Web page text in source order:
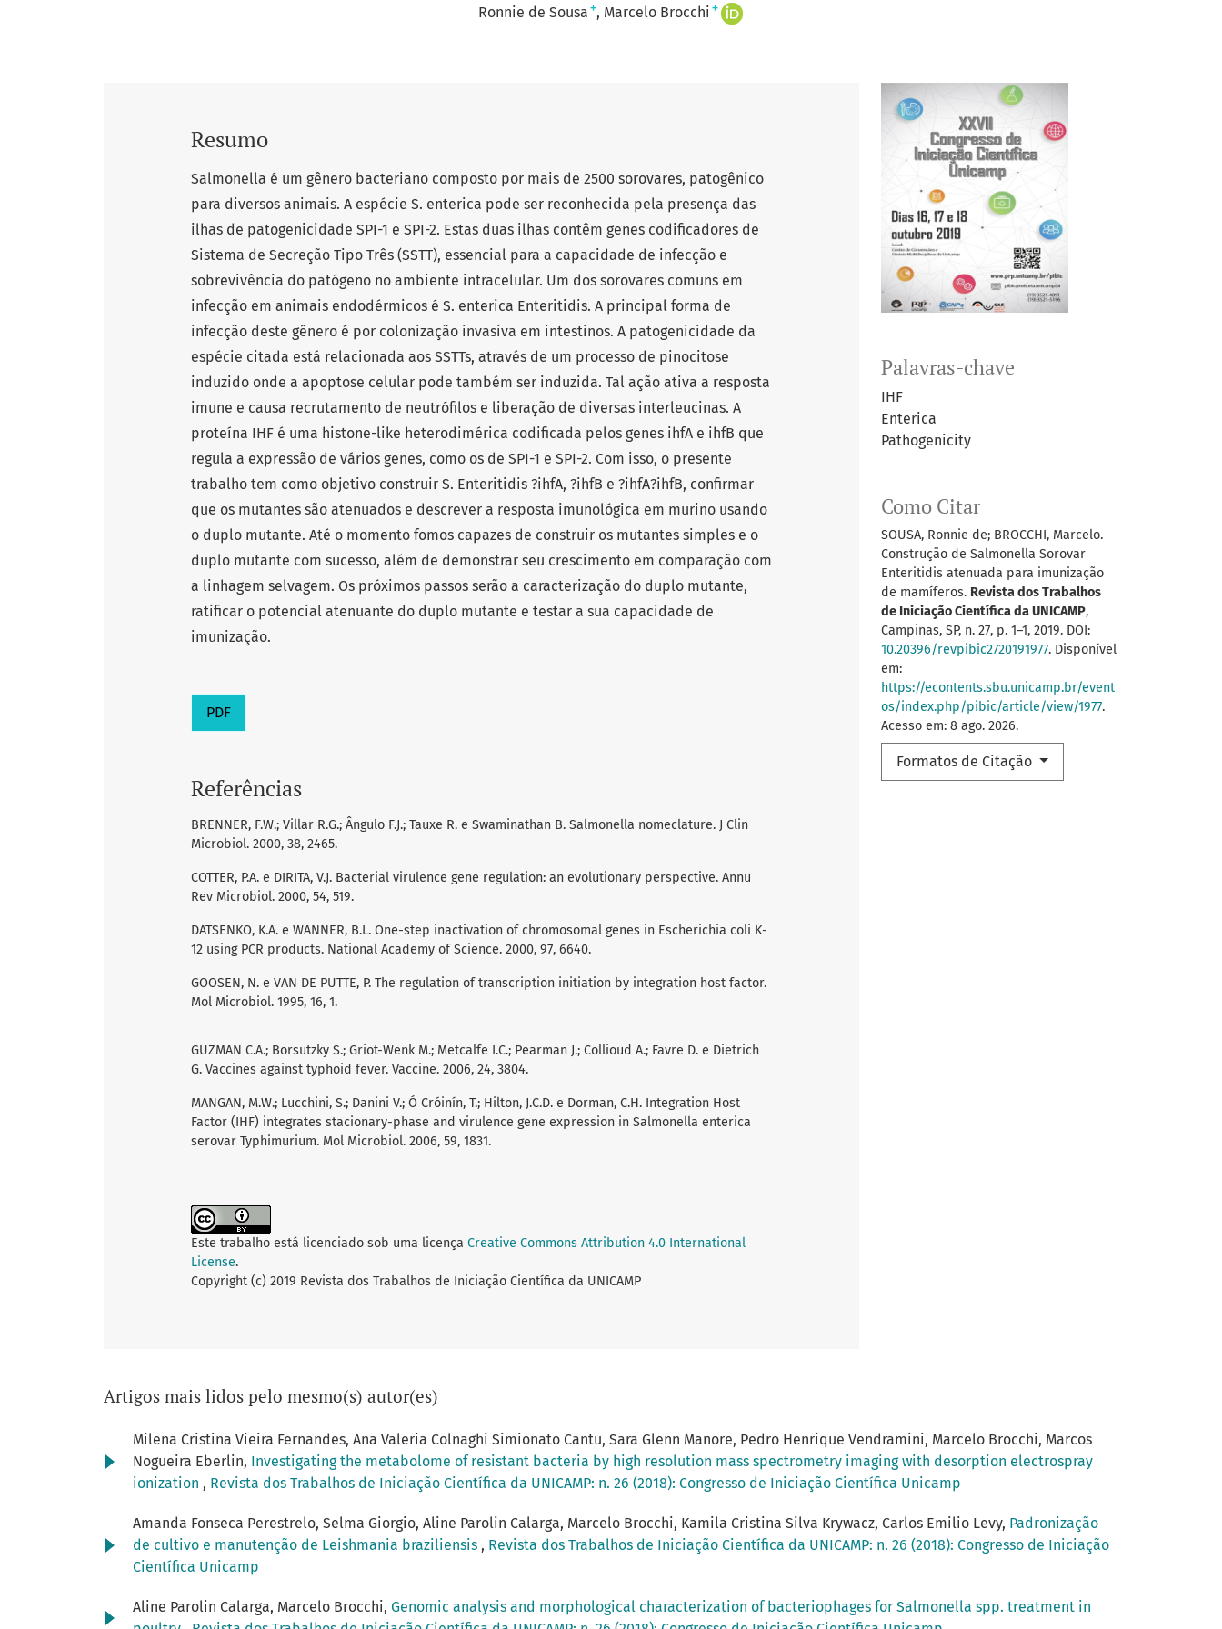
Ronnie de Sousa + Marcelo Brocchi +
Palavras-chave
IHF
Enterica
Pathogenicity
Como Citar
SOUSA, Ronnie de; BROCCHI, Marcelo.
Construção de Salmonella Sorovar
Enteritidis atenuada para imunização
de mamíferos. Revista dos Trabalhos
de Iniciação Científica da UNICAMP,
Campinas, SP, n. 27, p. 1–1, 2019. DOI:
10.20396/revpibic2720191977. Disponível
em:
https://econtents.sbu.unicamp.br/event
os/index.php/pibic/article/view/1977.
Acesso em: 8 ago. 2026.
Formatos de Citação
Resumo
Salmonella é um gênero bacteriano composto por mais de 2500 sorovares, patogênico
para diversos animais. A espécie S. enterica pode ser reconhecida pela presença das
ilhas de patogenicidade SPI-1 e SPI-2. Estas duas ilhas contêm genes codificadores de
Sistema de Secreção Tipo Três (SSTT), essencial para a capacidade de infecção e
sobrevivência do patógeno no ambiente intracelular. Um dos sorovares comuns em
infecção em animais endodérmicos é S. enterica Enteritidis. A principal forma de
infecção deste gênero é por colonização invasiva em intestinos. A patogenicidade da
espécie citada está relacionada aos SSTTs, através de um processo de pinocitose
induzido onde a apoptose celular pode também ser induzida. Tal ação ativa a resposta
imune e causa recrutamento de neutrófilos e liberação de diversas interleucinas. A
proteína IHF é uma histone-like heterodimérica codificada pelos genes ihfA e ihfB que
regula a expressão de vários genes, como os de SPI-1 e SPI-2. Com isso, o presente
trabalho tem como objetivo construir S. Enteritidis ?ihfA, ?ihfB e ?ihfA?ihfB, confirmar
que os mutantes são atenuados e descrever a resposta imunológica em murino usando
o duplo mutante. Até o momento fomos capazes de construir os mutantes simples e o
duplo mutante com sucesso, além de demonstrar seu crescimento em comparação com
a linhagem selvagem. Os próximos passos serão a caracterização do duplo mutante,
ratificar o potencial atenuante do duplo mutante e testar a sua capacidade de
imunização.
PDF
Referências
BRENNER, F.W.; Villar R.G.; Ângulo F.J.; Tauxe R. e Swaminathan B. Salmonella nomeclature. J Clin
Microbiol. 2000, 38, 2465.
COTTER, P.A. e DIRITA, V.J. Bacterial virulence gene regulation: an evolutionary perspective. Annu
Rev Microbiol. 2000, 54, 519.
DATSENKO, K.A. e WANNER, B.L. One-step inactivation of chromosomal genes in Escherichia coli K-
12 using PCR products. National Academy of Science. 2000, 97, 6640.
GOOSEN, N. e VAN DE PUTTE, P. The regulation of transcription initiation by integration host factor.
Mol Microbiol. 1995, 16, 1.
GUZMAN C.A.; Borsutzky S.; Griot-Wenk M.; Metcalfe I.C.; Pearman J.; Collioud A.; Favre D. e Dietrich
G. Vaccines against typhoid fever. Vaccine. 2006, 24, 3804.
MANGAN, M.W.; Lucchini, S.; Danini V.; Ó Cróinín, T.; Hilton, J.C.D. e Dorman, C.H. Integration Host
Factor (IHF) integrates stacionary-phase and virulence gene expression in Salmonella enterica
serovar Typhimurium. Mol Microbiol. 2006, 59, 1831.
Este trabalho está licenciado sob uma licença Creative Commons Attribution 4.0 International
License.
Copyright (c) 2019 Revista dos Trabalhos de Iniciação Científica da UNICAMP
Artigos mais lidos pelo mesmo(s) autor(es)
Milena Cristina Vieira Fernandes, Ana Valeria Colnaghi Simionato Cantu, Sara Glenn Manore, Pedro Henrique Vendramini, Marcelo Brocchi, Marcos
Nogueira Eberlin, Investigating the metabolome of resistant bacteria by high resolution mass spectrometry imaging with desorption electrospray
ionization , Revista dos Trabalhos de Iniciação Científica da UNICAMP: n. 26 (2018): Congresso de Iniciação Científica Unicamp
Amanda Fonseca Perestrelo, Selma Giorgio, Aline Parolin Calarga, Marcelo Brocchi, Kamila Cristina Silva Krywacz, Carlos Emilio Levy, Padronização
de cultivo e manutenção de Leishmania braziliensis , Revista dos Trabalhos de Iniciação Científica da UNICAMP: n. 26 (2018): Congresso de Iniciação
Científica Unicamp
Aline Parolin Calarga, Marcelo Brocchi, Genomic analysis and morphological characterization of bacteriophages for Salmonella spp. treatment in